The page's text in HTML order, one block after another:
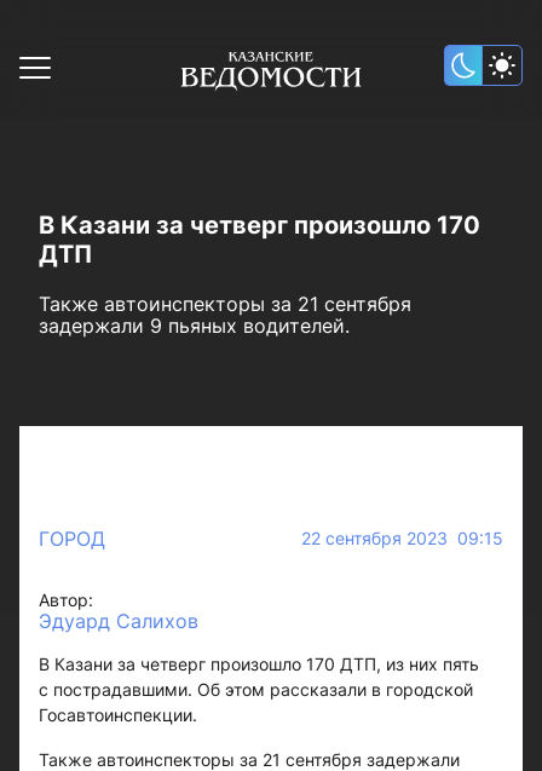
В Казани за четверг произошло 170
ДТП
Также автоинспекторы за 21 сентября
задержали 9 пьяных водителей.
ГОРОД 22 сентября 2023 09:15
Автор:
Эдуард Салихов
В Казани за четверг произошло 170 ДТП, из них пять
с пострадавшими. Об этом рассказали в городской
Госавтоинспекции.
Также автоинспекторы за 21 сентября задержали